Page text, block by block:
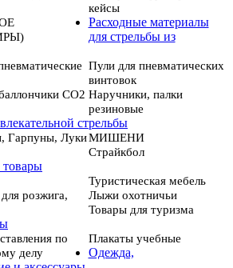
кейсы
Расходные материалы
для стрельбы из
Пули для пневматических
винтовок
СО2 Наручники, палки
резиновые
стрельбы
Гарпуны, ЛукиМИШЕНИ
Страйкбол
товары
Туристическая мебель
розжига,
Лыжи охотничьи
Товары для туризма
по
делу
Плакаты учебные
Одежда,